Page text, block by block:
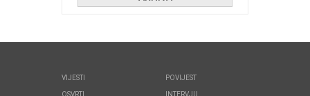
VIJESTI POVIJEST